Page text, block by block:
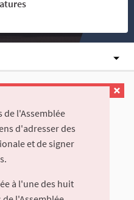
de l'Assemblée
d'adresser des
et de signer
à l'une des huit